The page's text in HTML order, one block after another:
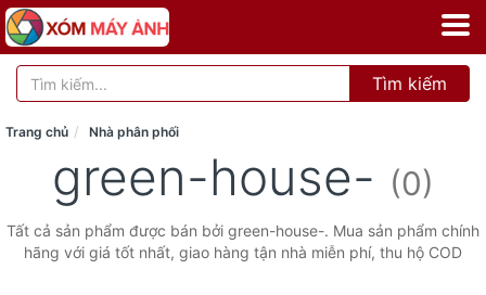
Tìm kiếm
Trang chủ Nhà phân phối
green-house- (0)
Tất cả sản phẩm được bán bởi green-house-. Mua sản phẩm chính
hãng với giá tốt nhất, giao hàng tận nhà miễn phí, thu hộ COD